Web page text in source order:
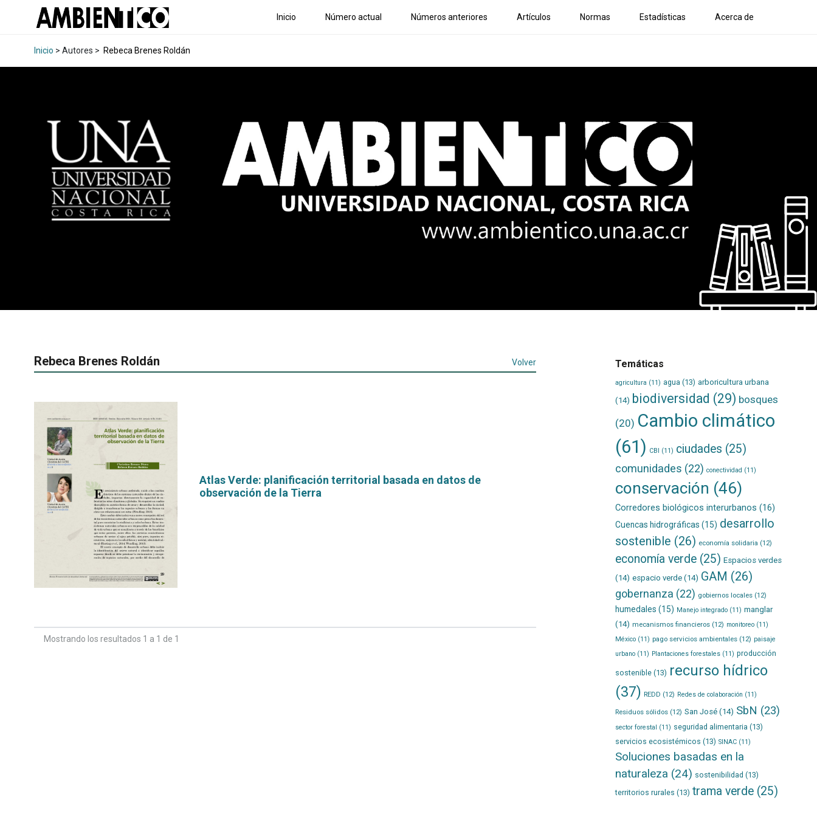
Inicio Número actual Números anteriores Artículos Normas Estadísticas Acerca de
Inicio > Autores > Rebeca Brenes Roldán
Rebeca Brenes Roldán Volver
Atlas Verde: planificación territorial basada en datos de
observación de la Tierra
Mostrando los resultados 1 a 1 de 1
Temáticas
agricultura (11) agua (13) arboricultura urbana
(14) biodiversidad (29) bosques
(20) Cambio climático
(61) CBI (11) ciudades (25)
comunidades (22) conectividad (11)
conservación (46)
Corredores biológicos interurbanos (16)
Cuencas hidrográficas (15) desarrollo
sostenible (26) economía solidaria (12)
economía verde(25) Espacios verdes
(14) espacio verde(14) GAM (26)
gobernanza (22) gobiernos locales(12)
humedales (15) Manejo integrado(11) manglar
(14) mecanismos financieros(12) monitoreo(11)
México(11) pago servicios ambientales(12) paisaje
urbano(11) Plantaciones forestales(11) producción
sostenible(13) recurso hídrico
(37) REDD (12) Redes de colaboración (11)
Residuos sólidos(12) San José(14) SbN (23)
sector forestal (11) seguridad alimentaria (13)
servicios ecosistémicos (13) SINAC(11)
Soluciones basadas en la
naturaleza (24) sostenibilidad (13)
territorios rurales (13) trama verde(25)